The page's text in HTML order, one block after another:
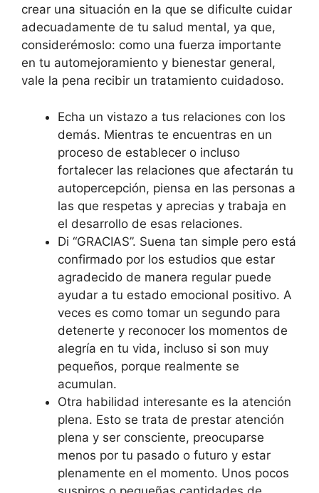
crear una situación en la que se dificulte cuidar
adecuadamente de tu salud mental, ya que,
considerémoslo: como una fuerza importante
en tu automejoramiento y bienestar general,
vale la pena recibir un tratamiento cuidadoso.
Echa un vistazo a tus relaciones con los
demás. Mientras te encuentras en un
proceso de establecer o incluso
fortalecer las relaciones que afectarán tu
autopercepción, piensa en las personas a
las que respetas y aprecias y trabaja en
el desarrollo de esas relaciones.
Di “GRACIAS”. Suena tan simple pero está
confirmado por los estudios que estar
agradecido de manera regular puede
ayudar a tu estado emocional positivo. A
veces es como tomar un segundo para
detenerte y reconocer los momentos de
alegría en tu vida, incluso si son muy
pequeños, porque realmente se
acumulan.
Otra habilidad interesante es la atención
plena. Esto se trata de prestar atención
plena y ser consciente, preocuparse
menos por tu pasado o futuro y estar
plenamente en el momento. Unos pocos